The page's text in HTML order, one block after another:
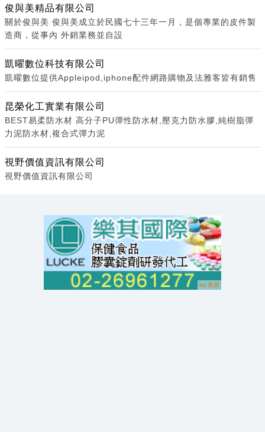
俊與美精品有限公司
關於俊與美 俊與美成立於民國七十三年一月，是個專業的皮件製
造商，從事內 外銷業務並自設
凱曜數位科技有限公司
凱曜數位提供Appleipod,iphone配件網路購物及法雅客皆有銷售
昆榮化工實業有限公司
BEST易柔防水材 高分子PU彈性防水材,壓克力防水膠,純樹脂彈
力泥防水材,複合式彈力泥
視野價值資訊有限公司
視野價值資訊有限公司